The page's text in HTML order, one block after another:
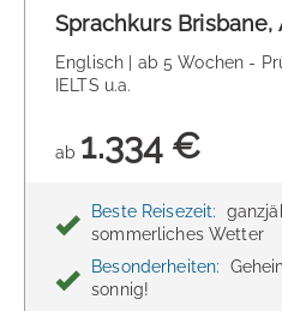
Sprachkurs Brisbane,
Englisch | ab 5 Wochen -
IELTS u.a.
ab 1.334 €
Beste Reisezeit:
sommerliches Wetter
Besonderheiten:
sonnig!